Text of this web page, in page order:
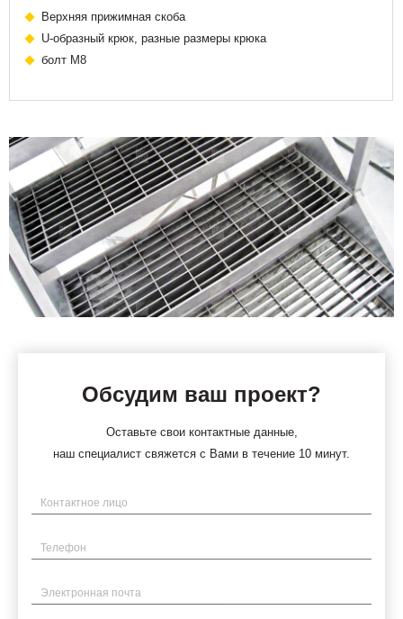
Верхняя прижимная скоба
U-образный крюк, разные размеры крюка
болт М8
Обсудим ваш проект?
Оставьте свои контактные данные,
наш специалист свяжется с Вами в течение 10 минут.
Имя
Телефон
Электронная почта